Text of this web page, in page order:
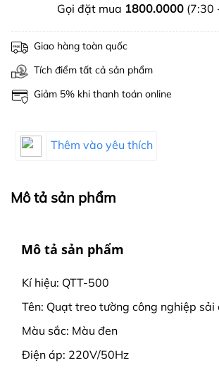
Gọi đặt mua 1800.0000(7:30
Giao hàng toàn quốc
Tích điểm tất cả sản phẩm
Giảm 5% khi thanh toán online
Thêm vào yêu thích
Mô tả sản phẩm
Mô tả sản phẩm
Kí hiệu: QTT-500
Tên: Quạt treo tường công nghiệp sải
Màu sắc: Màu đen
Điện áp: 220V/50Hz